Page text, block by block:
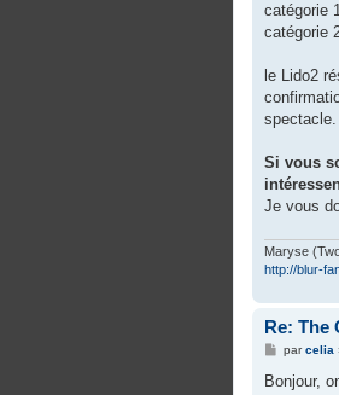
catégorie
catégorie
le Lido2
spectacle.
Si vous
Je vous
Maryse
http://blur-
Re: The
M
s
parcelia
Bonjour,